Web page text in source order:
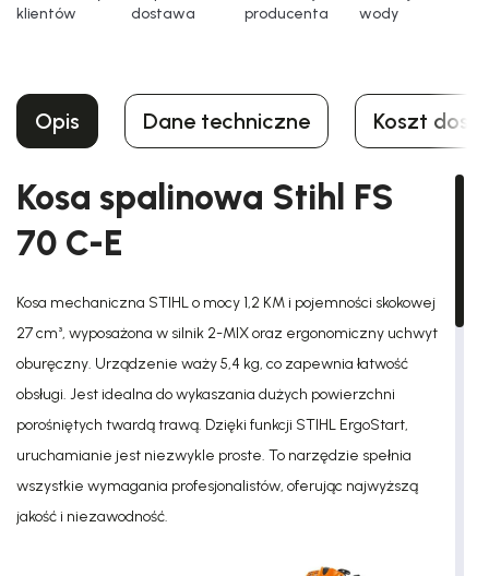
klientów
dostawa
producenta
wody
Opis Dane techniczne Koszt
Kosa spalinowa Stihl FS
70 C-E
Kosa mechaniczna STIHL o mocy 1,2 KM i pojemności skokowej
27 cm³, wyposażona w silnik 2-MIX oraz ergonomiczny uchwyt
oburęczny. Urządzenie waży 5,4 kg, co zapewnia łatwość
obsługi. Jest idealna do wykaszania dużych powierzchni
porośniętych twardą trawą. Dzięki funkcji STIHL ErgoStart,
uruchamianie jest niezwykle proste. To narzędzie spełnia
wszystkie wymagania profesjonalistów, oferując najwyższą
jakość i niezawodność.